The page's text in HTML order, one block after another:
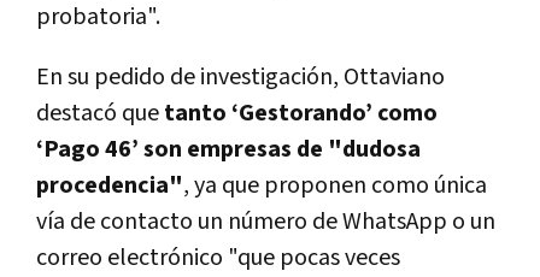
probatoria".
En su pedido de investigación, Ottaviano
destacó quetanto ‘Gestorando’ como
‘Pago 46’ son empresas de "dudosa
procedencia", ya que proponen como única
vía de contacto un número de WhatsApp o un
correo electrónico "que pocas veces